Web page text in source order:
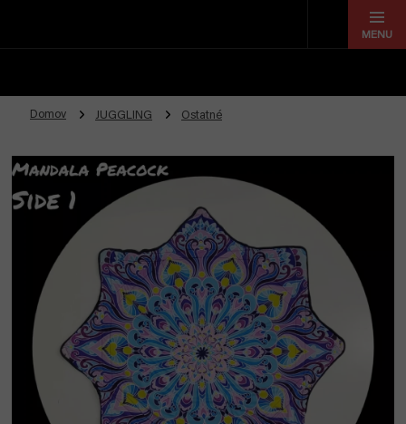
Domov JUGGLING Ostatné